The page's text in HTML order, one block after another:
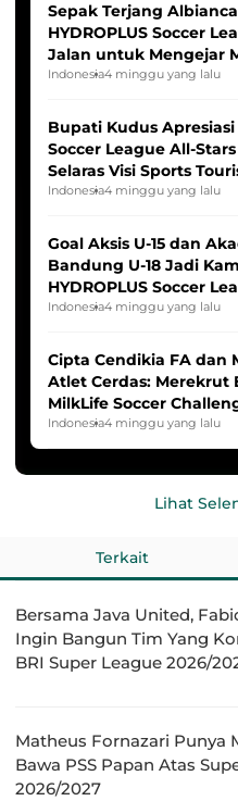
Sepak Terjang
HYDROPLUS Soccer
Jalan untuk Mengejar
Indonesia Putri
Indonesia4 minggu yang lalu
Bupati Kudus Apresiasi
Soccer League All-
Selaras Visi Sports
Indonesia4 minggu yang lalu
Goal Aksis U-15 dan
Bandung U-18 Jadi
HYDROPLUS Soccer
2025/2026
Indonesia4 minggu yang lalu
Cipta Cendikia FA dan
Atlet Cerdas: Merekrut
MilkLife Soccer
HYDROPLUS Soccer
Indonesia4 minggu yang lalu
Lihat
Terkait
Bersama Java United,
Ingin Bangun Tim Yang
BRI Super League 2026/
Matheus Fornazari Punya
Bawa PSS Papan Atas
2026/2027